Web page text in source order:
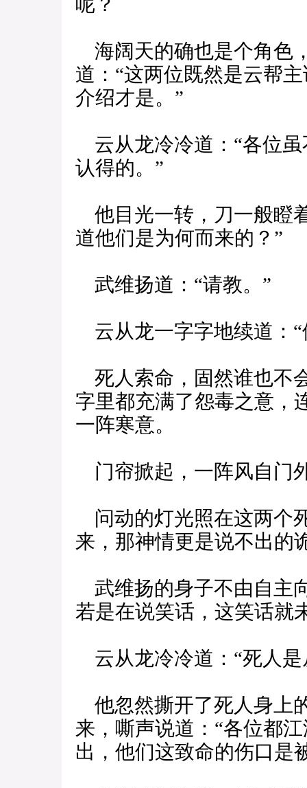
海阔天的确也是个角色
道：“这两位既然是云帮
介绍才是。”
云从龙冷冷道：“各位
认得的。”
他目光一转，刀一般瞪
道他们是为何而来的？”
武维扬道：“请教。”
云从龙一字字地续道：“
死人索命，固然谁也不
字里都充满了怨毒之意，
一阵寒意。
门帘掀起，一阵风自门
问动的灯光照在这两个
来，那神情更是说不出的
武维扬的身子不由自主
若是在说笑话，这笑话就
云从龙冷冷道：“死人是
他忽然撕开了死人身上
来，嘶声说道：“各位都
出，他们这致命的伤口是